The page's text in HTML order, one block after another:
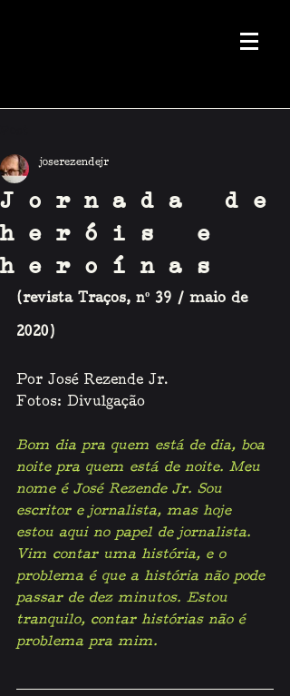
Jornada de
heróis e
heroínas
joserezendejr
(revista Traços, nº 39 / maio de
2020)
Por José Rezende Jr.
Fotos: Divulgação
Bom dia pra quem está de dia, boa
noite pra quem está de noite. Meu
nome é José Rezende Jr. Sou
escritor e jornalista, mas hoje
estou aqui no papel de jornalista.
Vim contar uma história, e o
problema é que a história não pode
passar de dez minutos. Estou
tranquilo, contar histórias não é
problema pra mim.